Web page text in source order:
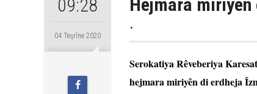
09:28
04 Teşrîne 2020
Hejmara
.
Serokatiya Rêveberiya
hejmara miriyên di erdheja